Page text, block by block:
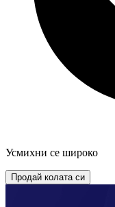
Усмихни се широко
Продай колата си